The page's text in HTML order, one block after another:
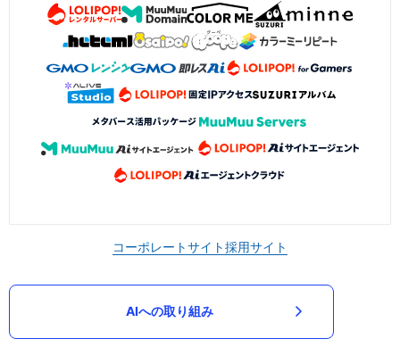
コーポレートサイト採用サイト
AIへの取り組み